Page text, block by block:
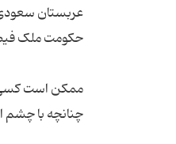
عربستان
ممکن است کسی